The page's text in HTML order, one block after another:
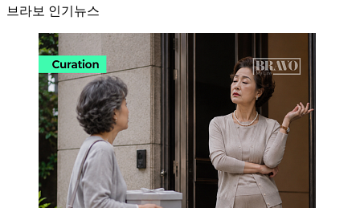
브라보 인기뉴스